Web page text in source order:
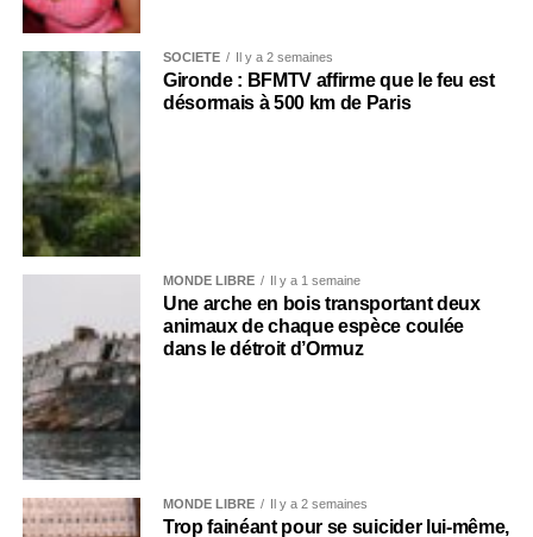
SOCIÉTÉ Il y a 2 semaines
Gironde : BFMTV affirme que le feu est
désormais à 500 km de Paris
MONDE LIBRE Il y a 1 semaine
Une arche en bois transportant deux
animaux de chaque espèce coulée
dans le détroit d’Ormuz
MONDE LIBRE Il y a 2 semaines
Trop fainéant pour se suicider lui-même,